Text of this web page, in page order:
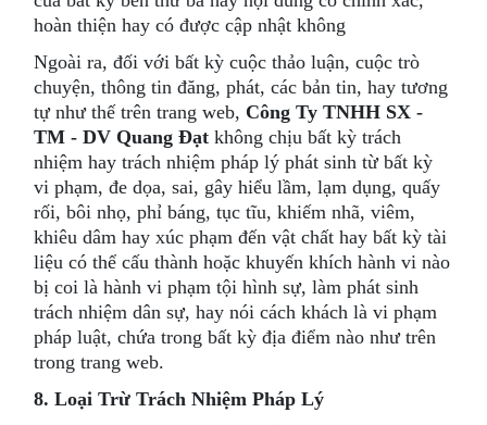
hoàn thiện hay có được cập nhật không
Ngoài ra, đối với bất kỳ cuộc thảo luận, cuộc trò
chuyện, thông tin đăng, phát, các bản tin, hay tương
tự như thế trên trang web, Công Ty TNHH SX -
TM - DV Quang Đạt không chịu bất kỳ trách
nhiệm hay trách nhiệm pháp lý phát sinh từ bất kỳ
vi phạm, đe dọa, sai, gây hiểu lầm, lạm dụng, quấy
rối, bôi nhọ, phỉ báng, tục tĩu, khiếm nhã, viêm,
khiêu dâm hay xúc phạm đến vật chất hay bất kỳ tài
liệu có thể cấu thành hoặc khuyến khích hành vi nào
bị coi là hành vi phạm tội hình sự, làm phát sinh
trách nhiệm dân sự, hay nói cách khách là vi phạm
pháp luật, chứa trong bất kỳ địa điểm nào như trên
trong trang web.
8. Loại Trừ Trách Nhiệm Pháp Lý